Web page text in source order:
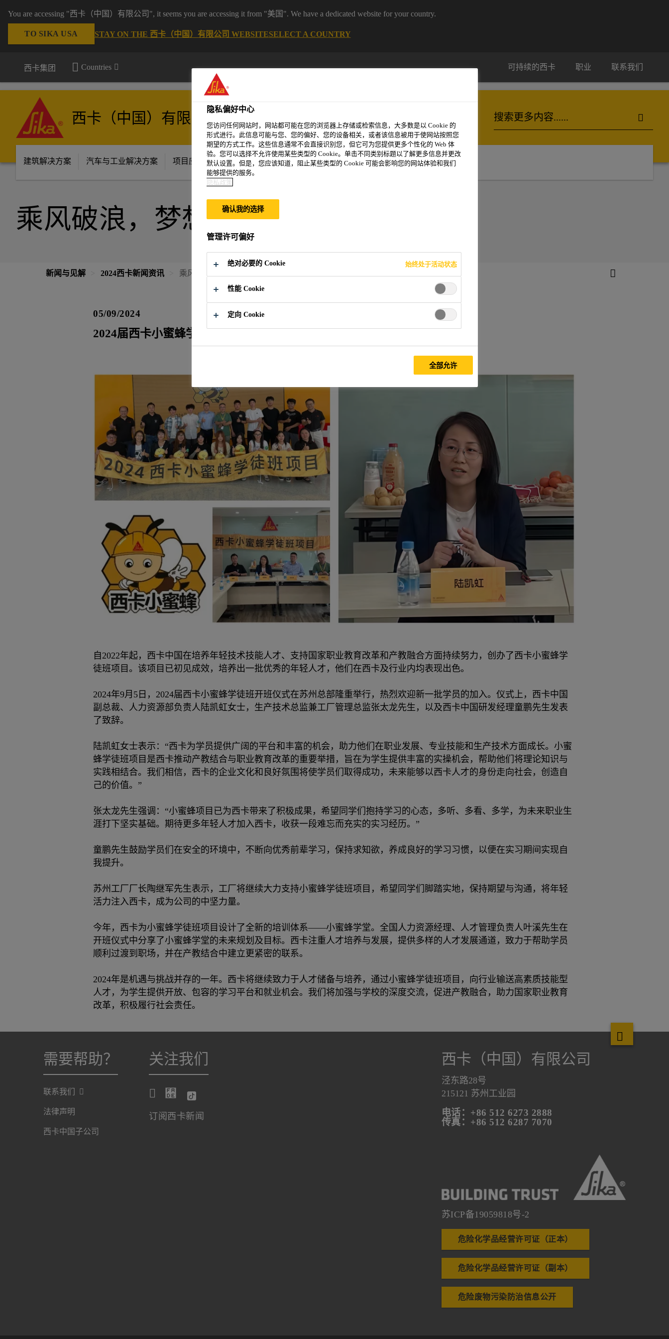
You are accessing "西卡（中国）有限公司", it seems you are accessing it from "美国". We have a dedicated website for your country.
TO SIKA USA STAY ON THE 西卡（中国）有限公司 WEBSITESELECT A COUNTRY
西卡集团 Countries 可持续的西卡 职业 联系我们
西卡（中国）有限公司
建筑解决方案 汽车与工业解决方案 项目应用场景 精选案例 新闻资讯 可持续发展 关于我们
乘风破浪，梦想启航
新闻与见解 2024西卡新闻资讯 乘风破浪，梦想启航
05/09/2024
2024届西卡小蜜蜂学徒班开班仪式成功举行
自2022年起，西卡中国在培养年轻技术技能人才、支持国家职业教育改革和产教融合方面持续努力，创办了西卡小蜜蜂学
徒班项目。该项目已初见成效，培养出一批优秀的年轻人才，他们在西卡及行业内均表现出色。
2024年9月5日，2024届西卡小蜜蜂学徒班开班仪式在苏州总部隆重举行，热烈欢迎新一批学员的加入。仪式上，西卡中国
副总裁、人力资源部负责人陆凯虹女士，生产技术总监兼工厂管理总监张太龙先生，以及西卡中国研发经理童鹏先生发表
了致辞。
陆凯虹女士表示：“西卡为学员提供广阔的平台和丰富的机会，助力他们在职业发展、专业技能和生产技术方面成长。小蜜
蜂学徒班项目是西卡推动产教结合与职业教育改革的重要举措，旨在为学生提供丰富的实操机会，帮助他们将理论知识与
实践相结合。我们相信，西卡的企业文化和良好氛围将使学员们取得成功，未来能够以西卡人才的身份走向社会，创造自
己的价值。”
张太龙先生强调：“小蜜蜂项目已为西卡带来了积极成果，希望同学们抱持学习的心态，多听、多看、多学，为未来职业生
涯打下坚实基础。期待更多年轻人才加入西卡，收获一段难忘而充实的实习经历。”
童鹏先生鼓励学员们在安全的环境中，不断向优秀前辈学习，保持求知欲，养成良好的学习习惯，以便在实习期间实现自
我提升。
苏州工厂厂长陶继军先生表示，工厂将继续大力支持小蜜蜂学徒班项目，希望同学们脚踏实地，保持期望与沟通，将年轻
活力注入西卡，成为公司的中坚力量。
今年，西卡为小蜜蜂学徒班项目设计了全新的培训体系——小蜜蜂学堂。全国人力资源经理、人才管理负责人叶溪先生在
开班仪式中分享了小蜜蜂学堂的未来规划及目标。西卡注重人才培养与发展，提供多样的人才发展通道，致力于帮助学员
顺利过渡到职场，并在产教结合中建立更紧密的联系。
2024年是机遇与挑战并存的一年。西卡将继续致力于人才储备与培养，通过小蜜蜂学徒班项目，向行业输送高素质技能型
人才，为学生提供开放、包容的学习平台和就业机会。我们将加强与学校的深度交流，促进产教融合，助力国家职业教育
改革，积极履行社会责任。
需要帮助？
联系我们
法律声明
西卡中国子公司
关注我们
订阅西卡新闻
西卡（中国）有限公司
泾东路28号
215121 苏州工业园
电话：+86 512 6273 2888
传真：+86 512 6287 7070
苏ICP备19059818号-2
危险化学品经营许可证（正本）
危险化学品经营许可证（副本）
危险废物污染防治信息公开
隐私偏好中心
您访问任何网站时，网站都可能在您的浏览器上存储或检索信息，大多数是以 Cookie 的
形式进行。此信息可能与您、您的偏好、您的设备相关，或者该信息被用于使网站按照您
期望的方式工作。这些信息通常不会直接识别您，但它可为您提供更多个性化的 Web 体
验。您可以选择不允许使用某些类型的 Cookie。单击不同类别标题以了解更多信息并更改
默认设置。但是，您应该知道，阻止某些类型的 Cookie 可能会影响您的网站体验和我们
能够提供的服务。
隐私政策
确认我的选择
管理许可偏好
绝对必要的 Cookie 始终处于活动状态
性能 Cookie
定向 Cookie
全部允许